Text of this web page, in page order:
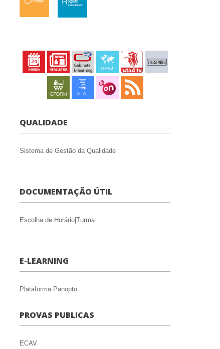
QUALIDADE
Sistema de Gestão da Qualidade
DOCUMENTAÇÃO ÚTIL
Escolha de Horário|Turma
E-LEARNING
Plataforma Panopto
PROVAS PUBLICAS
ECAV